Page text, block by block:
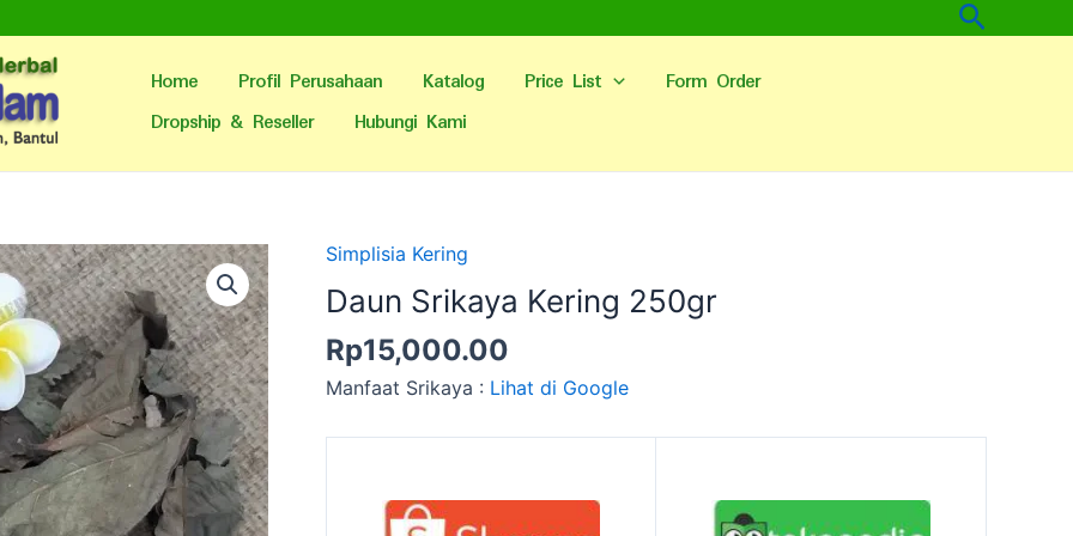
Cari
Home Profil Perusahaan Katalog Price List
Form Order
Dropship & Reseller
Hubungi Kami
Simplisia Kering
Daun Srikaya Kering 250gr
Rp15,000.00
Manfaat Srikaya : Lihat di Google